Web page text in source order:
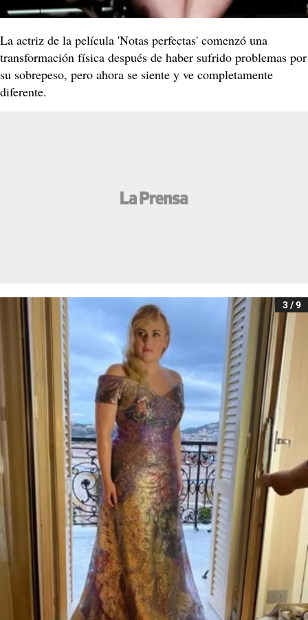
La actriz de la película 'Notas perfectas' comenzó una
transformación física después de haber sufrido problemas por
su sobrepeso, pero ahora se siente y ve completamente
diferente.
3 / 9